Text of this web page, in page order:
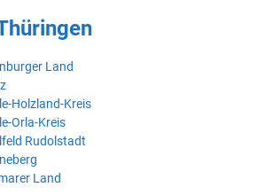
Land
Holzland-Kreis
Orla-Kreis
Rudolstadt
Land